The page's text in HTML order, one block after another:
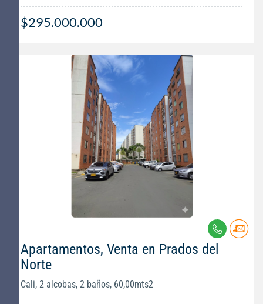
$295.000.000
Apartamentos, Venta en Prados del
Norte
Cali, 2 alcobas, 2 baños, 60,00mts2